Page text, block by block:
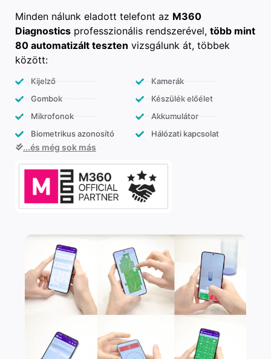
Minden nálunk eladott telefont az M360
Diagnostics professzionális rendszerével, több mint
80 automatizált teszten vizsgálunk át, többek
között:
Kijelző
Gombok
Mikrofonok
Biometrikus azonosító
Kamerák
Készülék előélet
Akkumulátor
Hálózati kapcsolat
...és még sok más